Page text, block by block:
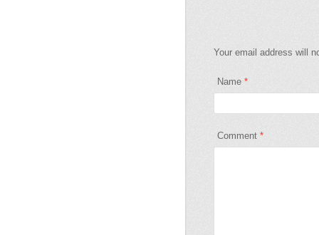
Your email address will
Name *
Comment *